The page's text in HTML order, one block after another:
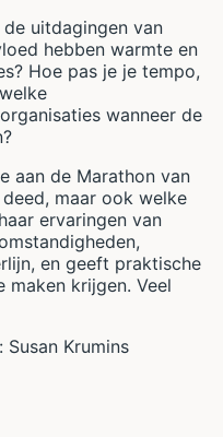
uitdagingen van
hebben warmte en
Hoe pas je je tempo,
wanneer de
aan de Marathon van
maar ook welke
ervaringen van
en geeft praktische
krijgen. Veel
Krumins